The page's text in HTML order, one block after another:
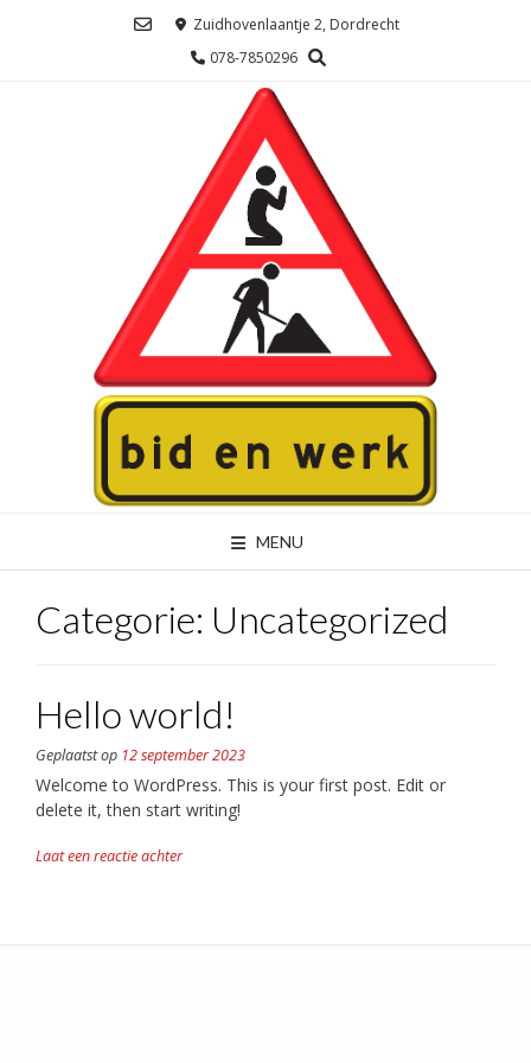
Zuidhovenlaantje 2, Dordrecht
078-7850296
MENU
Categorie: Uncategorized
Hello world!
Geplaatst op 12 september 2023
Welcome to WordPress. This is your first post. Edit or
delete it, then start writing!
Laat een reactie achter